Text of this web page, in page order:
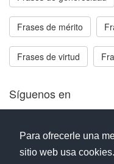
Para ofrecerle una
sitio web usa cookies.
Frases de mérito
Frases de virtud
Síguenos en